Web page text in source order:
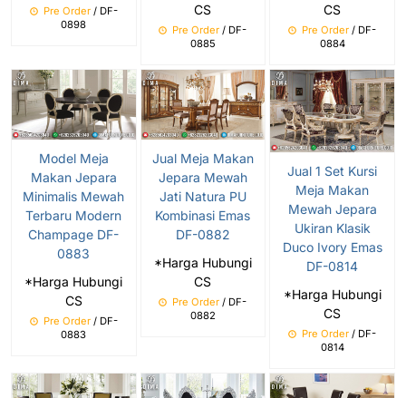
Pre Order/ DF-
0898
CS
Pre Order / DF-
0885
CS
Pre Order / DF-
0884
Model Meja
Makan Jepara
Minimalis Mewah
Terbaru Modern
Champage DF-
0883
*Harga Hubungi
CS
Pre Order/ DF-
0883
Jual Meja Makan
Jepara Mewah
Jati Natura PU
Kombinasi Emas
DF-0882
*Harga Hubungi
CS
Pre Order / DF-
0882
Jual 1 Set Kursi
Meja Makan
Mewah Jepara
Ukiran Klasik
Duco Ivory Emas
DF-0814
*Harga Hubungi
CS
Pre Order / DF-
0814